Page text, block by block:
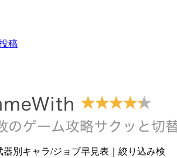
稿
器別キャラ/ジョブ早見表｜絞り込み検